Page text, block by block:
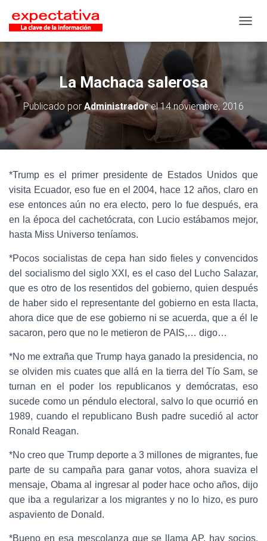
La Machaca salerosa
Publicado por Administradorel14 noviembre, 2016
*Trump es el primer presidente de Estados Unidos que
visita Ecuador, eso fue en el 2004, hace 12 años, claro en
ese entonces aún no era electo, pero lo fue después, era
en la época del cachetócrata, con Lucio estábamos mejor,
hasta Miss Universo teníamos.
*Pocos socialistas de cepa han sido fieles y convencidos
del socialismo del siglo XXI, es el caso del Lucho Salazar,
que es otro de los resentidos del gobierno, quien después
de haber sido el representante del gobierno en esta llacta,
ahora dice que de ese gobierno ni se acuerda, que a él le
sacaron, pero que no le metieron de PAIS,… digo…
*No me extraña que Trump haya ganado la presidencia, no
se olviden mis cuates que allá en la tierra del Tío Sam, se
turnan en el poder los republicanos y demócratas, eso
sucede como un péndulo electoral, salvo lo que ocurrió en
1989, cuando el republicano Bush padre sucedió al actor
Ronald Reagan.
*No creo que Trump deporte a 3 millones de migrantes, fue
parte de su campaña para ganar votos, ahora suaviza el
mensaje, Obama al ingresar al poder hace ocho años, dijo
que iba a regularizar a los migrantes y no lo hizo, es puro
aspaviento de Donald.
*Bueno en esa mescolanza que se llama AP, hay socios,